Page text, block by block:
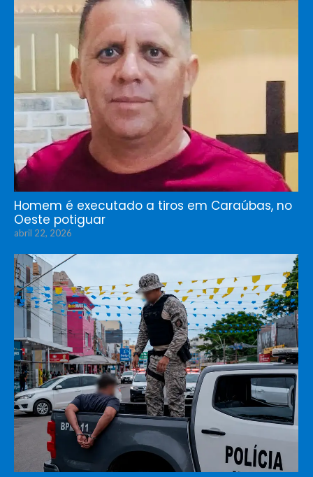
Homem é executado a tiros em Caraúbas, no
Oeste potiguar
abril 22, 2026